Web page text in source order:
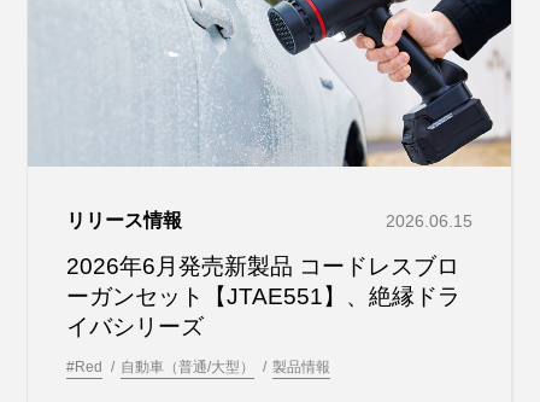
リリース情報 2026.06.15
2026年6月発売新製品 コードレスブロ
ーガンセット【JTAE551】、絶縁ドラ
イバシリーズ
#Red 自動車（普通/大型） 製品情報